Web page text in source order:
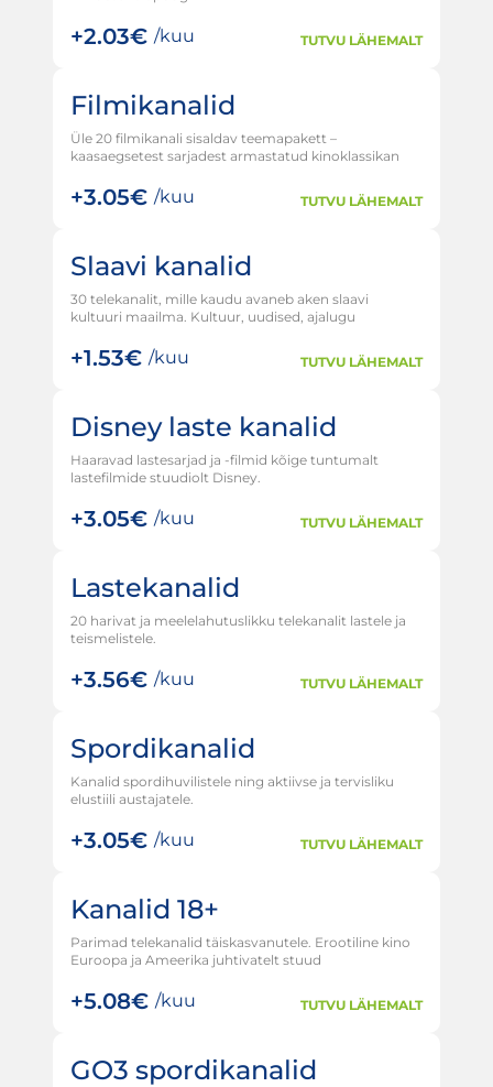
+2.03€ /kuu TUTVU LÄHEMALT
Filmikanalid
Üle 20 filmikanali sisaldav teemapakett –
kaasaegsetest sarjadest armastatud kinoklassikan
+3.05€ /kuu TUTVU LÄHEMALT
Slaavi kanalid
30 telekanalit, mille kaudu avaneb aken slaavi
kultuuri maailma. Kultuur, uudised, ajalugu
+1.53€ /kuu TUTVU LÄHEMALT
Disney laste kanalid
Haaravad lastesarjad ja -filmid kõige tuntumalt
lastefilmide stuudiolt Disney.
+3.05€ /kuu TUTVU LÄHEMALT
Lastekanalid
20 harivat ja meelelahutuslikku telekanalit lastele ja
teismelistele.
+3.56€ /kuu TUTVU LÄHEMALT
Spordikanalid
Kanalid spordihuvilistele ning aktiivse ja tervisliku
elustiili austajatele.
+3.05€ /kuu TUTVU LÄHEMALT
Kanalid 18+
Parimad telekanalid täiskasvanutele. Erootiline kino
Euroopa ja Ameerika juhtivatelt stuud
+5.08€ /kuu TUTVU LÄHEMALT
GO3 spordikanalid